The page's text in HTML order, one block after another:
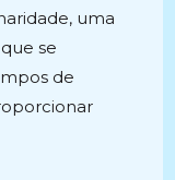
uma
se
de